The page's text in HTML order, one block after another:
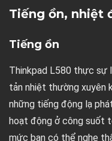
Tiếng ồn, nhiệt
Tiếng ồn
Thinkpad L580 thực sự
tản nhiệt thường xuyên
những tiếng động lạ
hoạt động ở công suốt
mức bạn có thể nghe